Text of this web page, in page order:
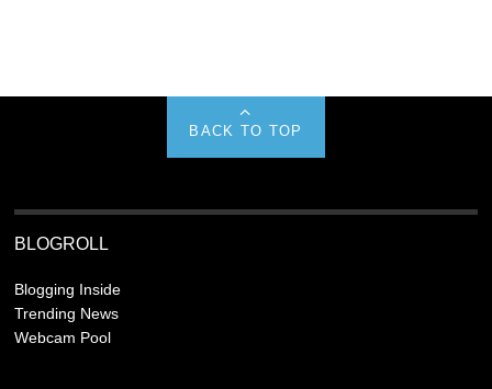
BACK TO TOP
BLOGROLL
Blogging Inside
Trending News
Webcam Pool